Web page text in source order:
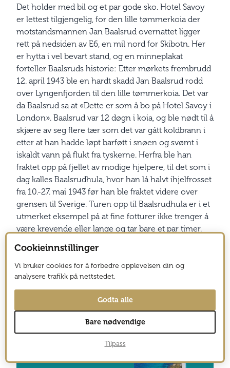
Det holder med bil og et par gode sko. Hotel Savoy
er lettest tilgjengelig, for den lille tømmerkoia der
motstandsmannen Jan Baalsrud overnattet ligger
rett på nedsiden av E6, en mil nord for Skibotn. Her
er hytta i vel bevart stand, og en minneplakat
forteller Baalsruds historie: Etter mørkets frembrudd
12. april 1943 ble en hardt skadd Jan Baalsrud rodd
over Lyngenfjorden til den lille tømmerkoia. Det var
da Baalsrud sa at «Dette er som å bo på Hotel Savoy i
London». Baalsrud var 12 døgn i koia, og ble nødt til å
skjære av seg flere tær som det var gått koldbrann i
etter at han hadde løpt barføtt i snøen og svømt i
iskaldt vann på flukt fra tyskerne. Herfra ble han
fraktet opp på fjellet av modige hjelpere, til det som i
dag kalles Baalsrudhula, hvor han lå halvt ihjelfrosset
fra 10.-27. mai 1943 før han ble fraktet videre over
grensen til Sverige. Turen opp til Baalsrudhula er i et
utmerket eksempel på at fine fotturer ikke trenger å
være krevende eller lange og tar bare et par timer.
med utsikt mot miljøet som beskyttet ham i de
viktige dagene våren 1943.
Mer info:Det er laget flere filmer om Jan Baalsruds
imponerende flukt fra tyskerne, Ni liv fra 1957 står
ikke noe tilbake for den mer moderne 12. mann fra
2017.visit-lyngenfjord.com
Cookieinnstillinger
Vi bruker cookies for å forbedre opplevelsen din og
analysere trafikk på nettstedet.
Godta alle
Bare nødvendige
Tilpass